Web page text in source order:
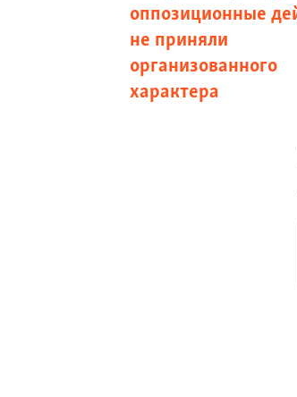
оппозиционные
не приняли
организованного
характера